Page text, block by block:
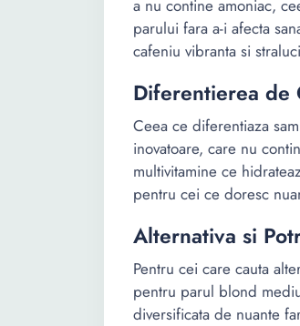
a nu contine amoniac,
parului fara a-i afecta
cafeniu vibranta si
Diferentierea de
Ceea ce diferentiaza
inovatoare, care nu
multivitamine ce
pentru cei ce doresc
Alternativa si
Pentru cei care cauta
pentru parul blond
diversificata de nuante